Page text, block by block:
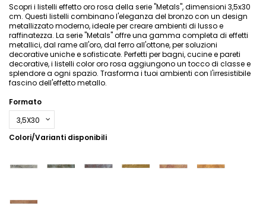
Scopri i listelli effetto oro rosa della serie "Metals", dimensioni 3,5x30
cm. Questi listelli combinano l'eleganza del bronzo con un design
metallizzato moderno, ideale per creare ambienti di lusso e
raffinatezza. La serie "Metals" offre una gamma completa di effetti
metallici, dal rame all'oro, dal ferro all'ottone, per soluzioni
decorative uniche e sofisticate. Perfetti per bagni, cucine e pareti
decorative, i listelli color oro rosa aggiungono un tocco di classe e
splendore a ogni spazio. Trasforma i tuoi ambienti con l'irresistibile
fascino dell'effetto metallo.
Formato
Colori/Varianti disponibili